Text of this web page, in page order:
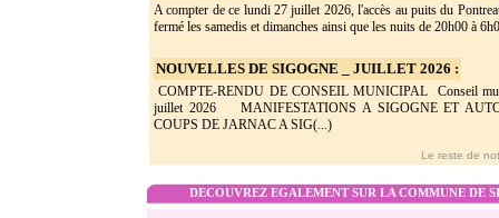
A compter de ce lundi 27 juillet 2026, l'accès au puits du
fermé les samedis et dimanches ainsi que les nuits de 20h00 à
NOUVELLES DE SIGOGNE _ JUILLET 2026 :
COMPTE-RENDU DE CONSEIL MUNICIPAL Conseil
juillet 2026 MANIFESTATIONS A SIGOGNE ET
COUPS DE JARNAC A SIG(...)
Le reste de
DECOUVREZ EGALEMENT SUR LA COMMUNE DE